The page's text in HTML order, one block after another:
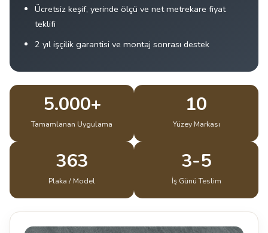
Ücretsiz keşif, yerinde ölçü ve net metrekare fiyat
teklifi
2 yıl işçilik garantisi ve montaj sonrası destek
5.000+
Tamamlanan Uygulama
10
Yüzey Markası
363
Plaka / Model
3-5
İş Günü Teslim